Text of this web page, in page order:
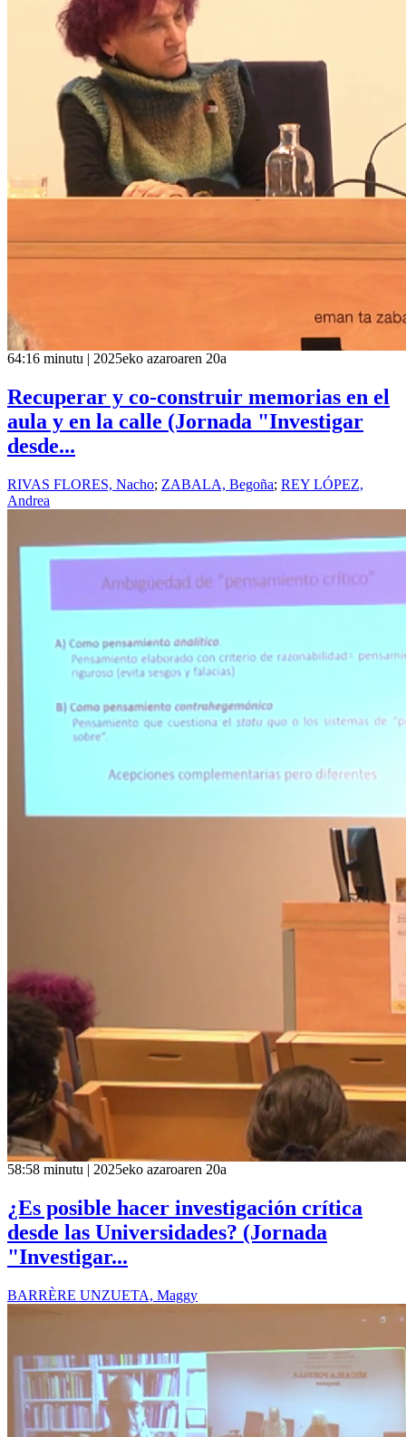
64:16 minutu | 2025eko azaroaren 20a
Recuperar y co-construir memorias en el
aula y en la calle (Jornada "Investigar
desde...
RIVAS FLORES, Nacho; ZABALA, Begoña; REY LÓPEZ,
Andrea
58:58 minutu | 2025eko azaroaren 20a
¿Es posible hacer investigación crítica
desde las Universidades? (Jornada
"Investigar...
BARRÈRE UNZUETA, Maggy